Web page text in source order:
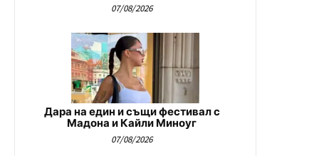
07/08/2026
Дара на един и същи фестивал с
Мадона и Кайли Миноуг
07/08/2026